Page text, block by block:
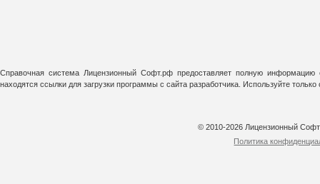
Справочная система Лицензионный Софт.рф предоставляет полную
находятся ссылки для загрузки программы с сайта разработчика. Используйте
© 2010-2026 Лицензионный
Политика